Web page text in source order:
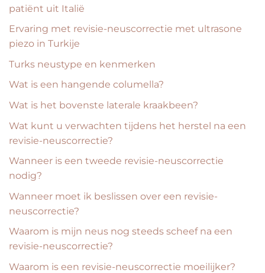
patiënt uit Italië
Ervaring met revisie-neuscorrectie met ultrasone
piezo in Turkije
Turks neustype en kenmerken
Wat is een hangende columella?
Wat is het bovenste laterale kraakbeen?
Wat kunt u verwachten tijdens het herstel na een
revisie-neuscorrectie?
Wanneer is een tweede revisie-neuscorrectie
nodig?
Wanneer moet ik beslissen over een revisie-
neuscorrectie?
Waarom is mijn neus nog steeds scheef na een
revisie-neuscorrectie?
Waarom is een revisie-neuscorrectie moeilijker?